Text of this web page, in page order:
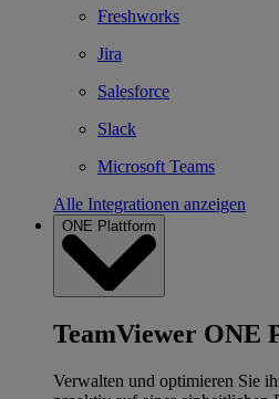
Freshworks
Jira
Salesforce
Slack
Microsoft Teams
Alle Integrationen anzeigen
ONE Plattform
TeamViewer ONE
Verwalten und optimieren Sie